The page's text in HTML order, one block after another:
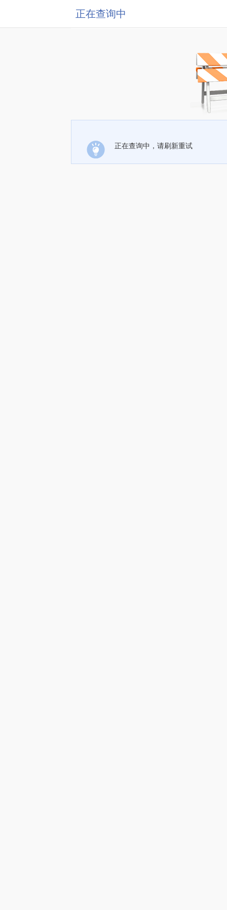
正在查询中
正在查询中，请刷新重试